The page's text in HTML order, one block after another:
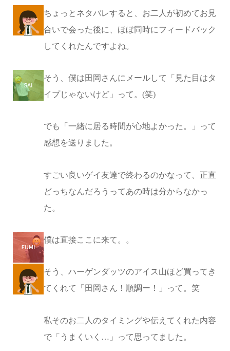
ちょっとネタバレすると、お二人が初めてお見
合いで会った後に、ほぼ同時にフィードバック
してくれたんですよね。
そう、僕は田岡さんにメールして「見た目はタ
イプじゃないけど」って。(笑)
でも「一緒に居る時間が心地よかった。」って
感想を送りました。
すごい良いゲイ友達で終わるのかなって、正直
どっちなんだろうってあの時は分からなかっ
た。
僕は直接ここに来て。。
そう、ハーゲンダッツのアイス山ほど買ってき
てくれて「田岡さん！順調ー！」って。笑
私そのお二人のタイミングや伝えてくれた内容
で「うまくいく…」って思ってました。